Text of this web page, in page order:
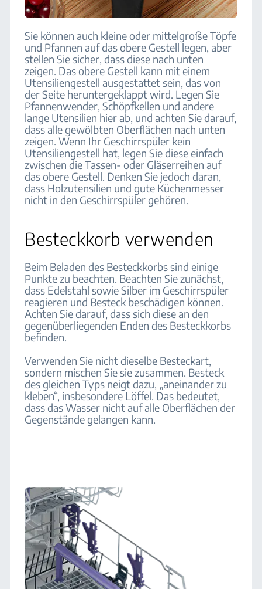
Sie können auch kleine oder mittelgroße Töpfe
und Pfannen auf das obere Gestell legen, aber
stellen Sie sicher, dass diese nach unten
zeigen. Das obere Gestell kann mit einem
Utensiliengestell ausgestattet sein, das von
der Seite heruntergeklappt wird. Legen Sie
Pfannenwender, Schöpfkellen und andere
lange Utensilien hier ab, und achten Sie darauf,
dass alle gewölbten Oberflächen nach unten
zeigen. Wenn Ihr Geschirrspüler kein
Utensiliengestell hat, legen Sie diese einfach
zwischen die Tassen- oder Gläserreihen auf
das obere Gestell. Denken Sie jedoch daran,
dass Holzutensilien und gute Küchenmesser
nicht in den Geschirrspüler gehören.
Besteckkorb verwenden
Beim Beladen des Besteckkorbs sind einige
Punkte zu beachten. Beachten Sie zunächst,
dass Edelstahl sowie Silber im Geschirrspüler
reagieren und Besteck beschädigen können.
Achten Sie darauf, dass sich diese an den
gegenüberliegenden Enden des Besteckkorbs
befinden.
Verwenden Sie nicht dieselbe Besteckart,
sondern mischen Sie sie zusammen. Besteck
des gleichen Typs neigt dazu, „aneinander zu
kleben“, insbesondere Löffel. Das bedeutet,
dass das Wasser nicht auf alle Oberflächen der
Gegenstände gelangen kann.